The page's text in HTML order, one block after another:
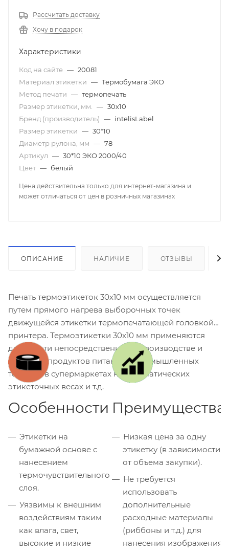
Рассчитать доставку
Хочу в подарок
Характеристики
Код на сайте — 20081
Материал этикетки — Термобумага ЭКО
Метод печати — термопечать
Размер этикетки, мм.
— 30х10
Бренд (производитель) — intelisLabel
Размер этикетки — 30*10
Диаметр рулона, мм — 78
Артикул — 30*10 ЭКО 2000/40
Цвет — белый
Цена действительна только для интернет-магазина и
может отличаться от цен в розничных магазинах
ОПИСАНИЕ НАЛИЧИЕ ОТЗЫВЫ
Печать термоэтикеток 30х10 мм осуществляется
путем прямого нагрева выборочных точек
движущейся этикетки термопечатающей головкой
принтера. Термоэтикетки 30x10 мм применяются
для печати непосредственно на производстве и
упаковке продуктов питания и промышленных
товаров, в супермаркетах на автоматических
этикеточных весах и т.д.
Особенности
Этикетки на
бумажной основе с
нанесением
термочувствительного
слоя.
Уязвимы к внешним
воздействиям таким
как влага, свет,
высокие и низкие
Преимущества
Низкая цена за одну
этикетку (в зависимости
от объема закупки).
Не требуется
использовать
дополнительные
расходные материалы
(риббоны и т.д.) для
нанесения изображения